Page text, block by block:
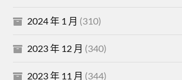
2024 年 1 月 (310)
2023 年 12 月 (340)
2023 年 11 月 (344)